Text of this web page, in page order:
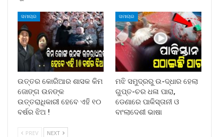
ସମାଚାର
ଉତ୍ତର କୋରିଆର ଶାସକ କିମ
ଜୋଙ୍ଗ ଉନଙ୍କ
ଉତ୍ତରାଧିକାରୀ ହେବେ ଏହି ୧୦
ବର୍ଷର ଝିଅ !
ସମାଚାର
ମଝି ସମୁଦ୍ରରୁ ଉ-ଦ୍ଧାର ହେଲା
ଗୁପ୍ତ-ଚର ଧଳା ପାରା,
ଡେଣାରେ ପାକିସ୍ତାନୀ ଓ
ବାଂଲାଦେଶୀ ଭାଷା
PREV NEXT